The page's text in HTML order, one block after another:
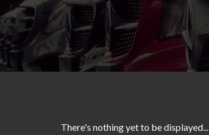
There's nothing yet to be displayed...